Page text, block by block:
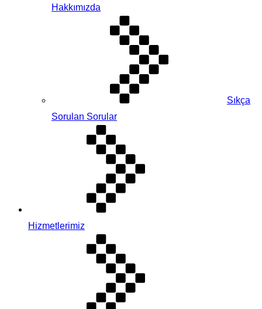
Hakkımızda
Sıkça
Sorulan Sorular
Hizmetlerimiz